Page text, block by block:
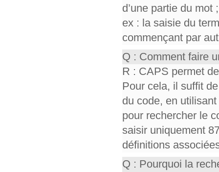
d’une partie du
ex : la saisie du
commençant par
Q : Comment faire
R : CAPS permet
Pour cela, il suffit
du code, en
pour rechercher le
saisir uniquement
définitions
Q : Pourquoi la